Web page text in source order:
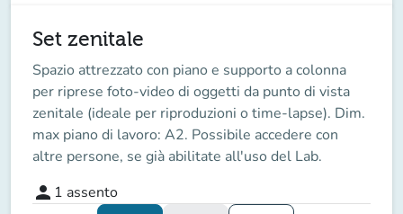
Set zenitale
Spazio attrezzato con piano e supporto a colonna
per riprese foto-video di oggetti da punto di vista
zenitale (ideale per riproduzioni o time-lapse). Dim.
max piano di lavoro: A2. Possibile accedere con
altre persone, se già abilitate all'uso del Lab.
person 1 assento